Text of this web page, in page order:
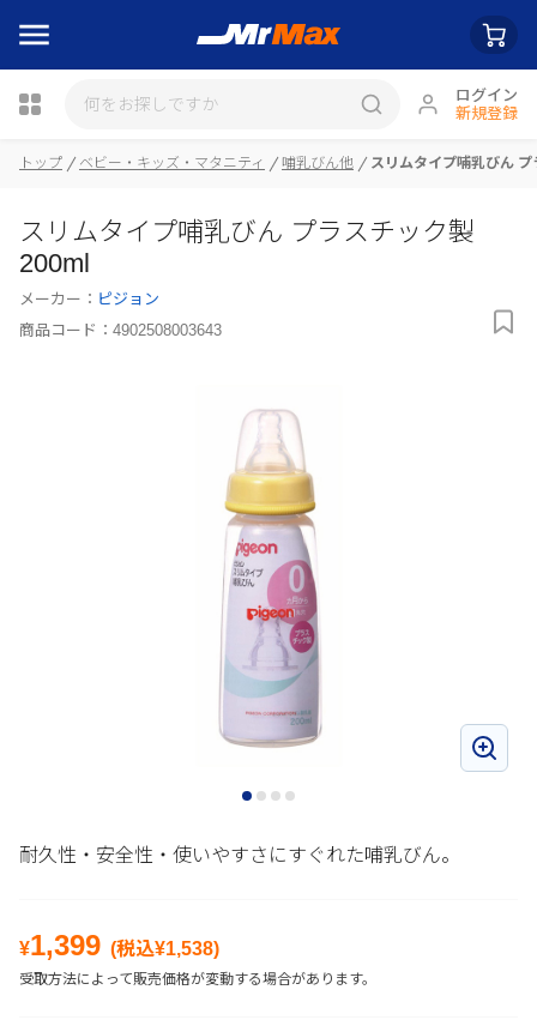
ログイン
新規登録
瓶詰
トップ ベビー・キッズ・マタニティ 哺乳びん他 スリムタイプ哺乳びん
スリムタイプ哺乳びん プラスチック製
200ml
メーカー： ピジョン
商品コード： 4902508003643
耐久性・安全性・使いやすさにすぐれた哺乳びん。
¥1,399 (税込¥1,538)
受取方法によって販売価格が変動する場合があります。